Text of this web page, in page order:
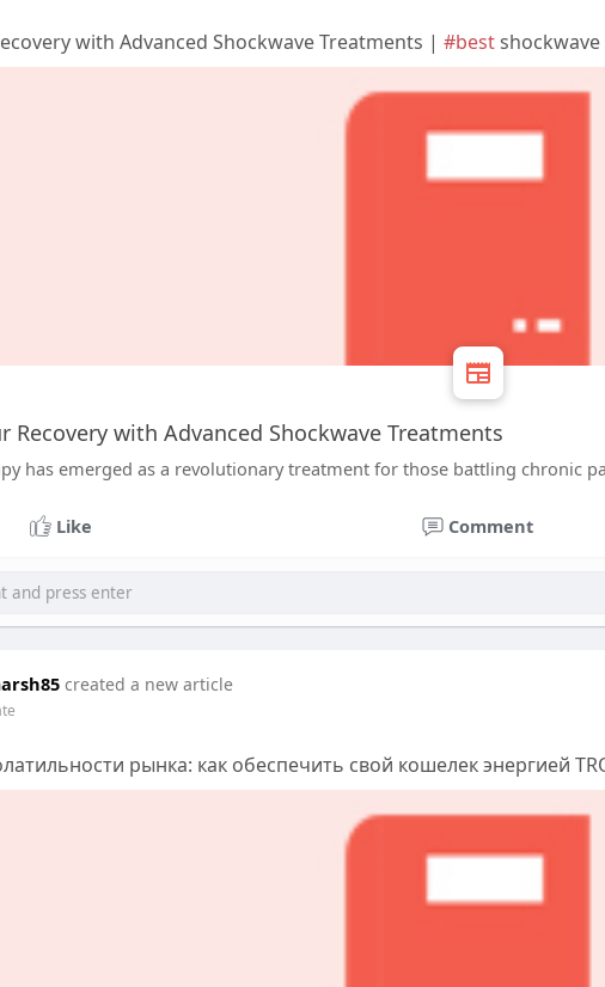
with Advanced Shockwave Treatments | #bestshockwave
Recovery with Advanced Shockwave Treatments
has emerged as a revolutionary treatment for those battling chronic
Like Comment
created a new article
рынка: как обеспечить свой кошелек энергией